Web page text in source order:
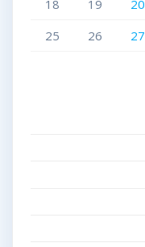
18
19 20
25
26 27